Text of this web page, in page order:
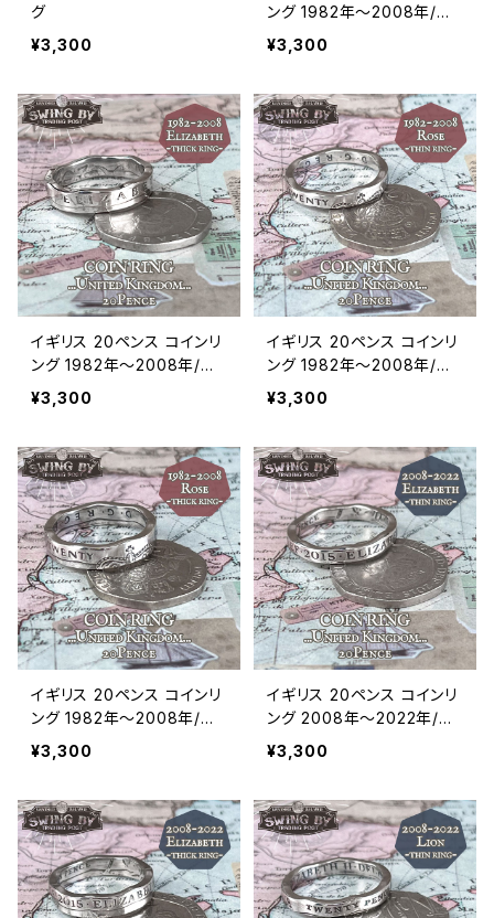
グ
¥3,300
ング 1982年〜2008年/エ
リザベス面（リング幅3〜3.2
mm）
¥3,300
イギリス 20ペンス コインリ
ング 1982年～2008年/エ
リザベス面（リング幅4.7m
m）
¥3,300
イギリス 20ペンス コインリ
ング 1982年〜2008年/ロ
ーズ面（リング幅3〜3.2m
m）
¥3,300
イギリス 20ペンス コインリ
ング 1982年～2008年/ロ
ーズ面（リング幅4.7mm）
¥3,300
イギリス 20ペンス コインリ
ング 2008年〜2022年/エ
リザベス面（リング幅3〜3.2
mm）
¥3,300